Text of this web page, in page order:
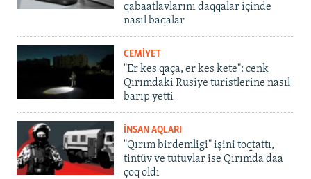
qabaatlavlarını daqqalar içinde
nasıl baqalar
CEMİYET
"Er kes qaça, er kes kete": cenk
Qırımdaki Rusiye turistlerine nasıl
barıp yetti
İNSAN AQLARI
"Qırım birdemligi" işini toqtattı,
tintüv ve tutuvlar ise Qırımda daa
çoq oldı